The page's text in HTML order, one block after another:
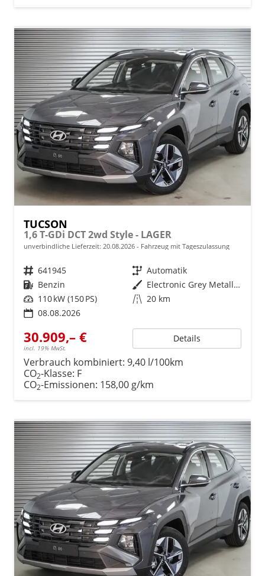
TUCSON
1,6 T-GDi DCT 2wd Style - LAGER
unverbindliche Lieferzeit: 20.08.2026 Fahrzeug mit Tageszulassung
Fahrzeugnr. 641945 Getriebe Automatik
Kraftstoff Benzin Außenfarbe
Electronic Grey Metallic ()
Leistung 110 kW (150 PS) Kilometerstand 20 km
08.08.2026
30.909,– €
incl. 19% MwSt.
Details
Verbrauch kombiniert: 9,40 l/100km
CO2-Klasse: F
CO2-Emissionen: 158,00 g/km